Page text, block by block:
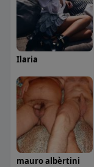
Ilaria
mauro albèrtini